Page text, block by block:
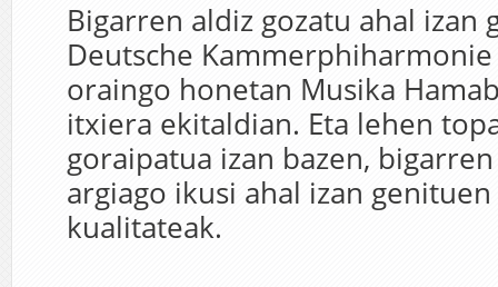
Bigarren aldiz gozatu ahal izan
Deutsche
oraingo honetan Musika
itxiera ekitaldian. Eta lehen
goraipatua izan bazen,
argiago ikusi ahal izan
kualitateak.